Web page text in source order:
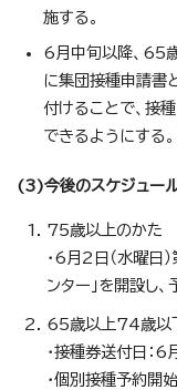
施する。
6月中旬以降、65
に集団接種申請書
付けることで、接
できるようにする。
(3)今後のスケジュー
75歳以上のかた
・6月2日（水曜日
ンター」を開設し
65歳以上74歳以
・接種券送付日：6
・個別接種予約開